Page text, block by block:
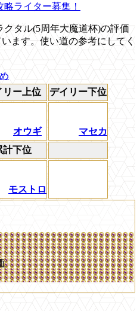
ライター募集！
タル(5周年大魔道杯)の評価
ます。使い道の参考にしてく
リー上位 デイリー下位
オウギ
マセカ
計下位
モストロ